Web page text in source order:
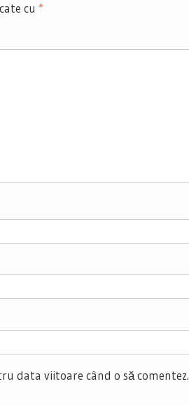
cu *
data viitoare când o să comentez.